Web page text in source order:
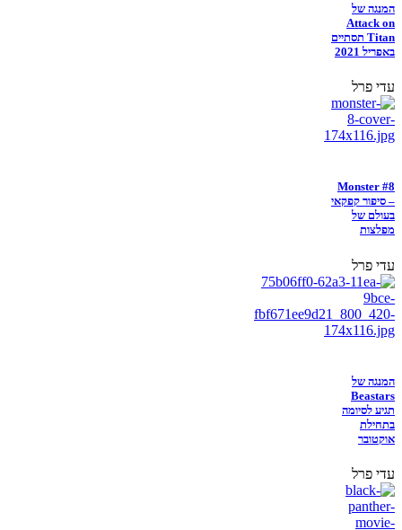
המנגה של
Attack on
Titan תסתיים
באפריל 2021
עדי פרל
Monster #8
– סיפור קפקאי
בעולם של
מפלצות
עדי פרל
המנגה של
Beastars
תגיע לסיומה
בתחילת
אוקטובר
עדי פרל